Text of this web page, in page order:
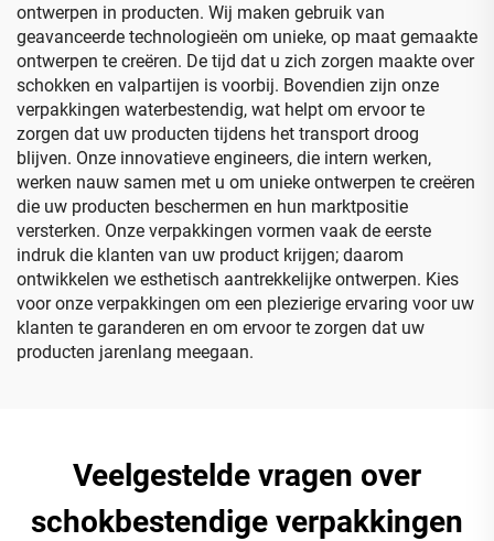
ontwerpen in producten. Wij maken gebruik van
geavanceerde technologieën om unieke, op maat gemaakte
ontwerpen te creëren. De tijd dat u zich zorgen maakte over
schokken en valpartijen is voorbij. Bovendien zijn onze
verpakkingen waterbestendig, wat helpt om ervoor te
zorgen dat uw producten tijdens het transport droog
blijven. Onze innovatieve engineers, die intern werken,
werken nauw samen met u om unieke ontwerpen te creëren
die uw producten beschermen en hun marktpositie
versterken. Onze verpakkingen vormen vaak de eerste
indruk die klanten van uw product krijgen; daarom
ontwikkelen we esthetisch aantrekkelijke ontwerpen. Kies
voor onze verpakkingen om een plezierige ervaring voor uw
klanten te garanderen en om ervoor te zorgen dat uw
producten jarenlang meegaan.
Veelgestelde vragen over
schokbestendige verpakkingen